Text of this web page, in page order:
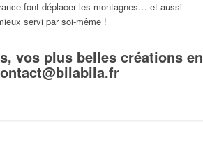
font déplacer les montagnes… et aussi
servi par soi-même !
vos plus belles créations en